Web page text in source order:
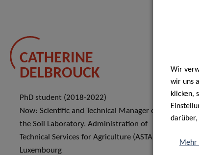
CATHERINE
DELBROUCK
PhD student (2018-2022)
Now: Scientific and Technical Manager of
the Soil Laboratory, Administration of
Technical Services for Agriculture (ASTA),
Luxembourg
PhD
Now:
Wir
wir uns
klicken,
Mehr